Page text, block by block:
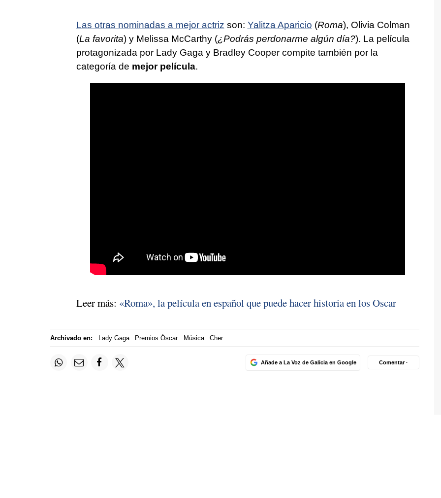
Las otras nominadas a mejor actriz son: Yalitza Aparicio (Roma), Olivia Colman
(La favorita) y Melissa McCarthy (¿Podrás perdonarme algún día?). La película
protagonizada por Lady Gaga y Bradley Cooper compite también por la
categoría de mejor película.
Leer más: «Roma», la película en español que puede hacer historia en los Oscar
Archivado en: Lady Gaga Premios Óscar Música Cher
Añade a La Voz de Galicia en Google Comentar ·